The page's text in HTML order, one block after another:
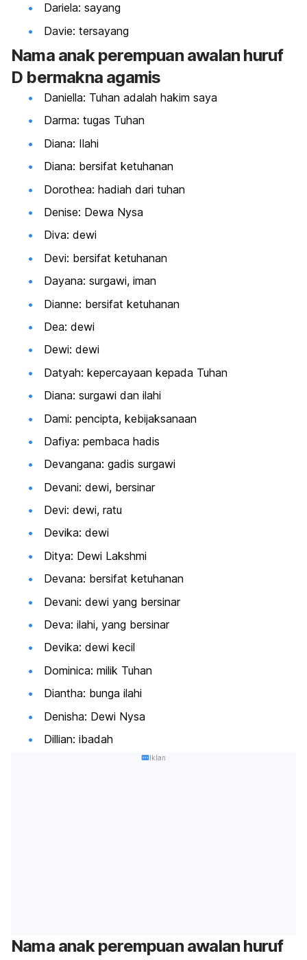
Dariela: sayang
Davie: tersayang
Nama anak perempuan awalan huruf
D bermakna agamis
Daniella: Tuhan adalah hakim saya
Darma: tugas Tuhan
Diana: Ilahi
Diana: bersifat ketuhanan
Dorothea: hadiah dari tuhan
Denise: Dewa Nysa
Diva: dewi
Devi: bersifat ketuhanan
Dayana: surgawi, iman
Dianne: bersifat ketuhanan
Dea: dewi
Dewi: dewi
Datyah: kepercayaan kepada Tuhan
Diana: surgawi dan ilahi
Dami: pencipta, kebijaksanaan
Dafiya: pembaca hadis
Devangana: gadis surgawi
Devani: dewi, bersinar
Devi: dewi, ratu
Devika: dewi
Ditya: Dewi Lakshmi
Devana: bersifat ketuhanan
Devani: dewi yang bersinar
Deva: ilahi, yang bersinar
Devika: dewi kecil
Dominica: milik Tuhan
Diantha: bunga ilahi
Denisha: Dewi Nysa
Dillian: ibadah
Iklan
Nama anak perempuan awalan huruf